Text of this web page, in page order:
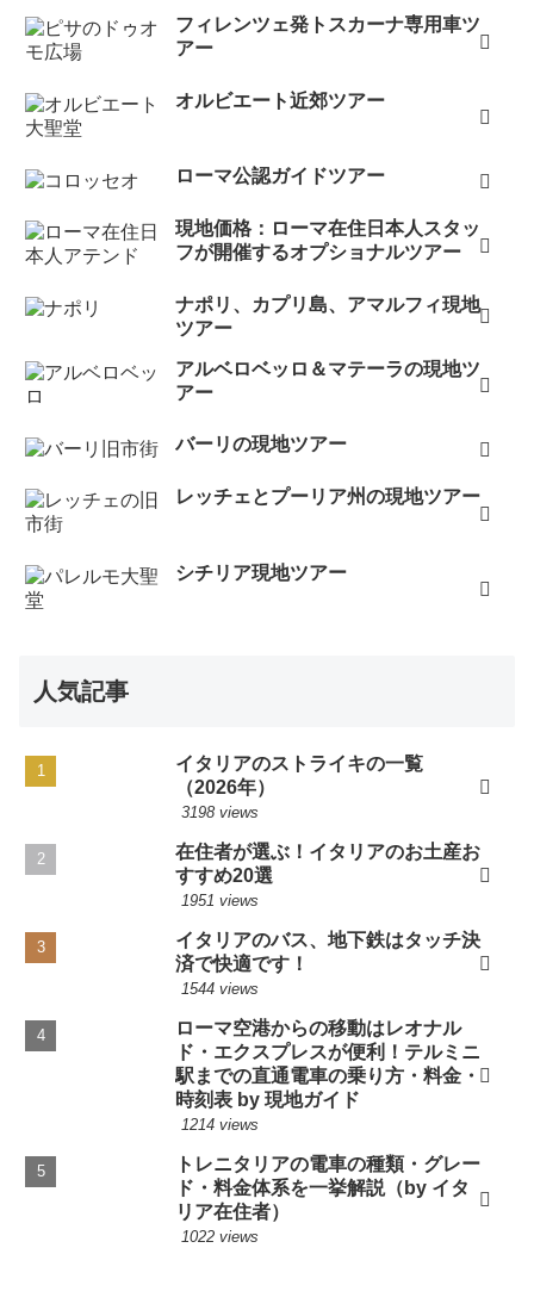
フィレンツェ発トスカーナ専用車ツ
アー
オルビエート近郊ツアー
ローマ公認ガイドツアー
現地価格：ローマ在住日本人スタッ
フが開催するオプショナルツアー
ナポリ、カプリ島、アマルフィ現地
ツアー
アルベロベッロ＆マテーラの現地ツ
アー
バーリの現地ツアー
レッチェとプーリア州の現地ツアー
シチリア現地ツアー
人気記事
イタリアのストライキの一覧
（2026年）
3198 views
在住者が選ぶ！イタリアのお土産お
すすめ20選
1951 views
イタリアのバス、地下鉄はタッチ決
済で快適です！
1544 views
ローマ空港からの移動はレオナル
ド・エクスプレスが便利！テルミニ
駅までの直通電車の乗り方・料金・
時刻表 by 現地ガイド
1214 views
トレニタリアの電車の種類・グレー
ド・料金体系を一挙解説（by イタ
リア在住者）
1022 views